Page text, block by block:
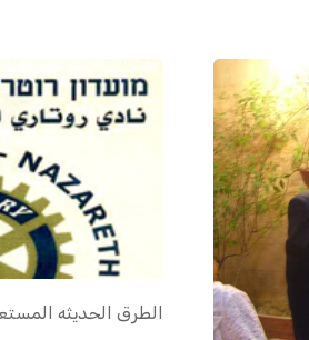
الطرق الحديثه